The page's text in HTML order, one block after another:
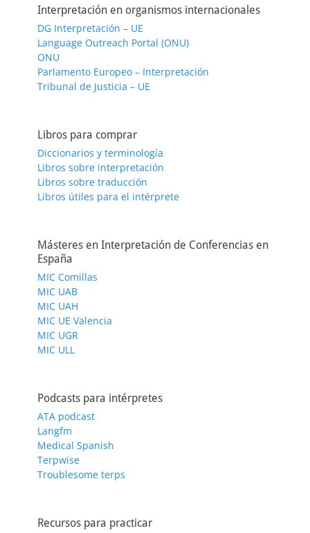
Interpretación en organismos internacionales
DG Interpretación – UE
Language Outreach Portal (ONU)
ONU
Parlamento Europeo – Interpretación
Tribunal de Justicia – UE
Libros para comprar
Diccionarios y terminología
Libros sobre interpretación
Libros sobre traducción
Libros útiles para el intérprete
Másteres en Interpretación de Conferencias en
España
MIC Comillas
MIC UAB
MIC UAH
MIC UE Valencia
MIC UGR
MIC ULL
Podcasts para intérpretes
ATA podcast
Langfm
Medical Spanish
Terpwise
Troublesome terps
Recursos para practicar